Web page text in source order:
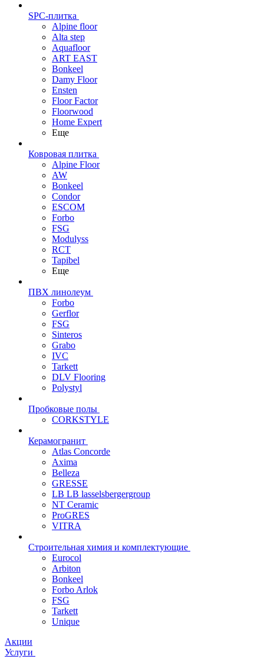
SPC-плитка
Alpine floor
Alta step
Aquafloor
ART EAST
Bonkeel
Damy Floor
Ensten
Floor Factor
Floorwood
Home Expert
Еще
Ковровая плитка
Alpine Floor
AW
Bonkeel
Condor
ESCOM
Forbo
FSG
Modulyss
RCT
Tapibel
Еще
ПВХ линолеум
Forbo
Gerflor
FSG
Sinteros
Grabo
IVC
Tarkett
DLV Flooring
Polystyl
Пробковые полы
CORKSTYLE
Керамогранит
Atlas Concorde
Axima
Belleza
GRESSE
LB LB lasselsbergergroup
NT Ceramic
ProGRES
VITRA
Строительная химия и комплектующие
Eurocol
Arbiton
Bonkeel
Forbo Arlok
FSG
Tarkett
Unique
Акции
Услуги